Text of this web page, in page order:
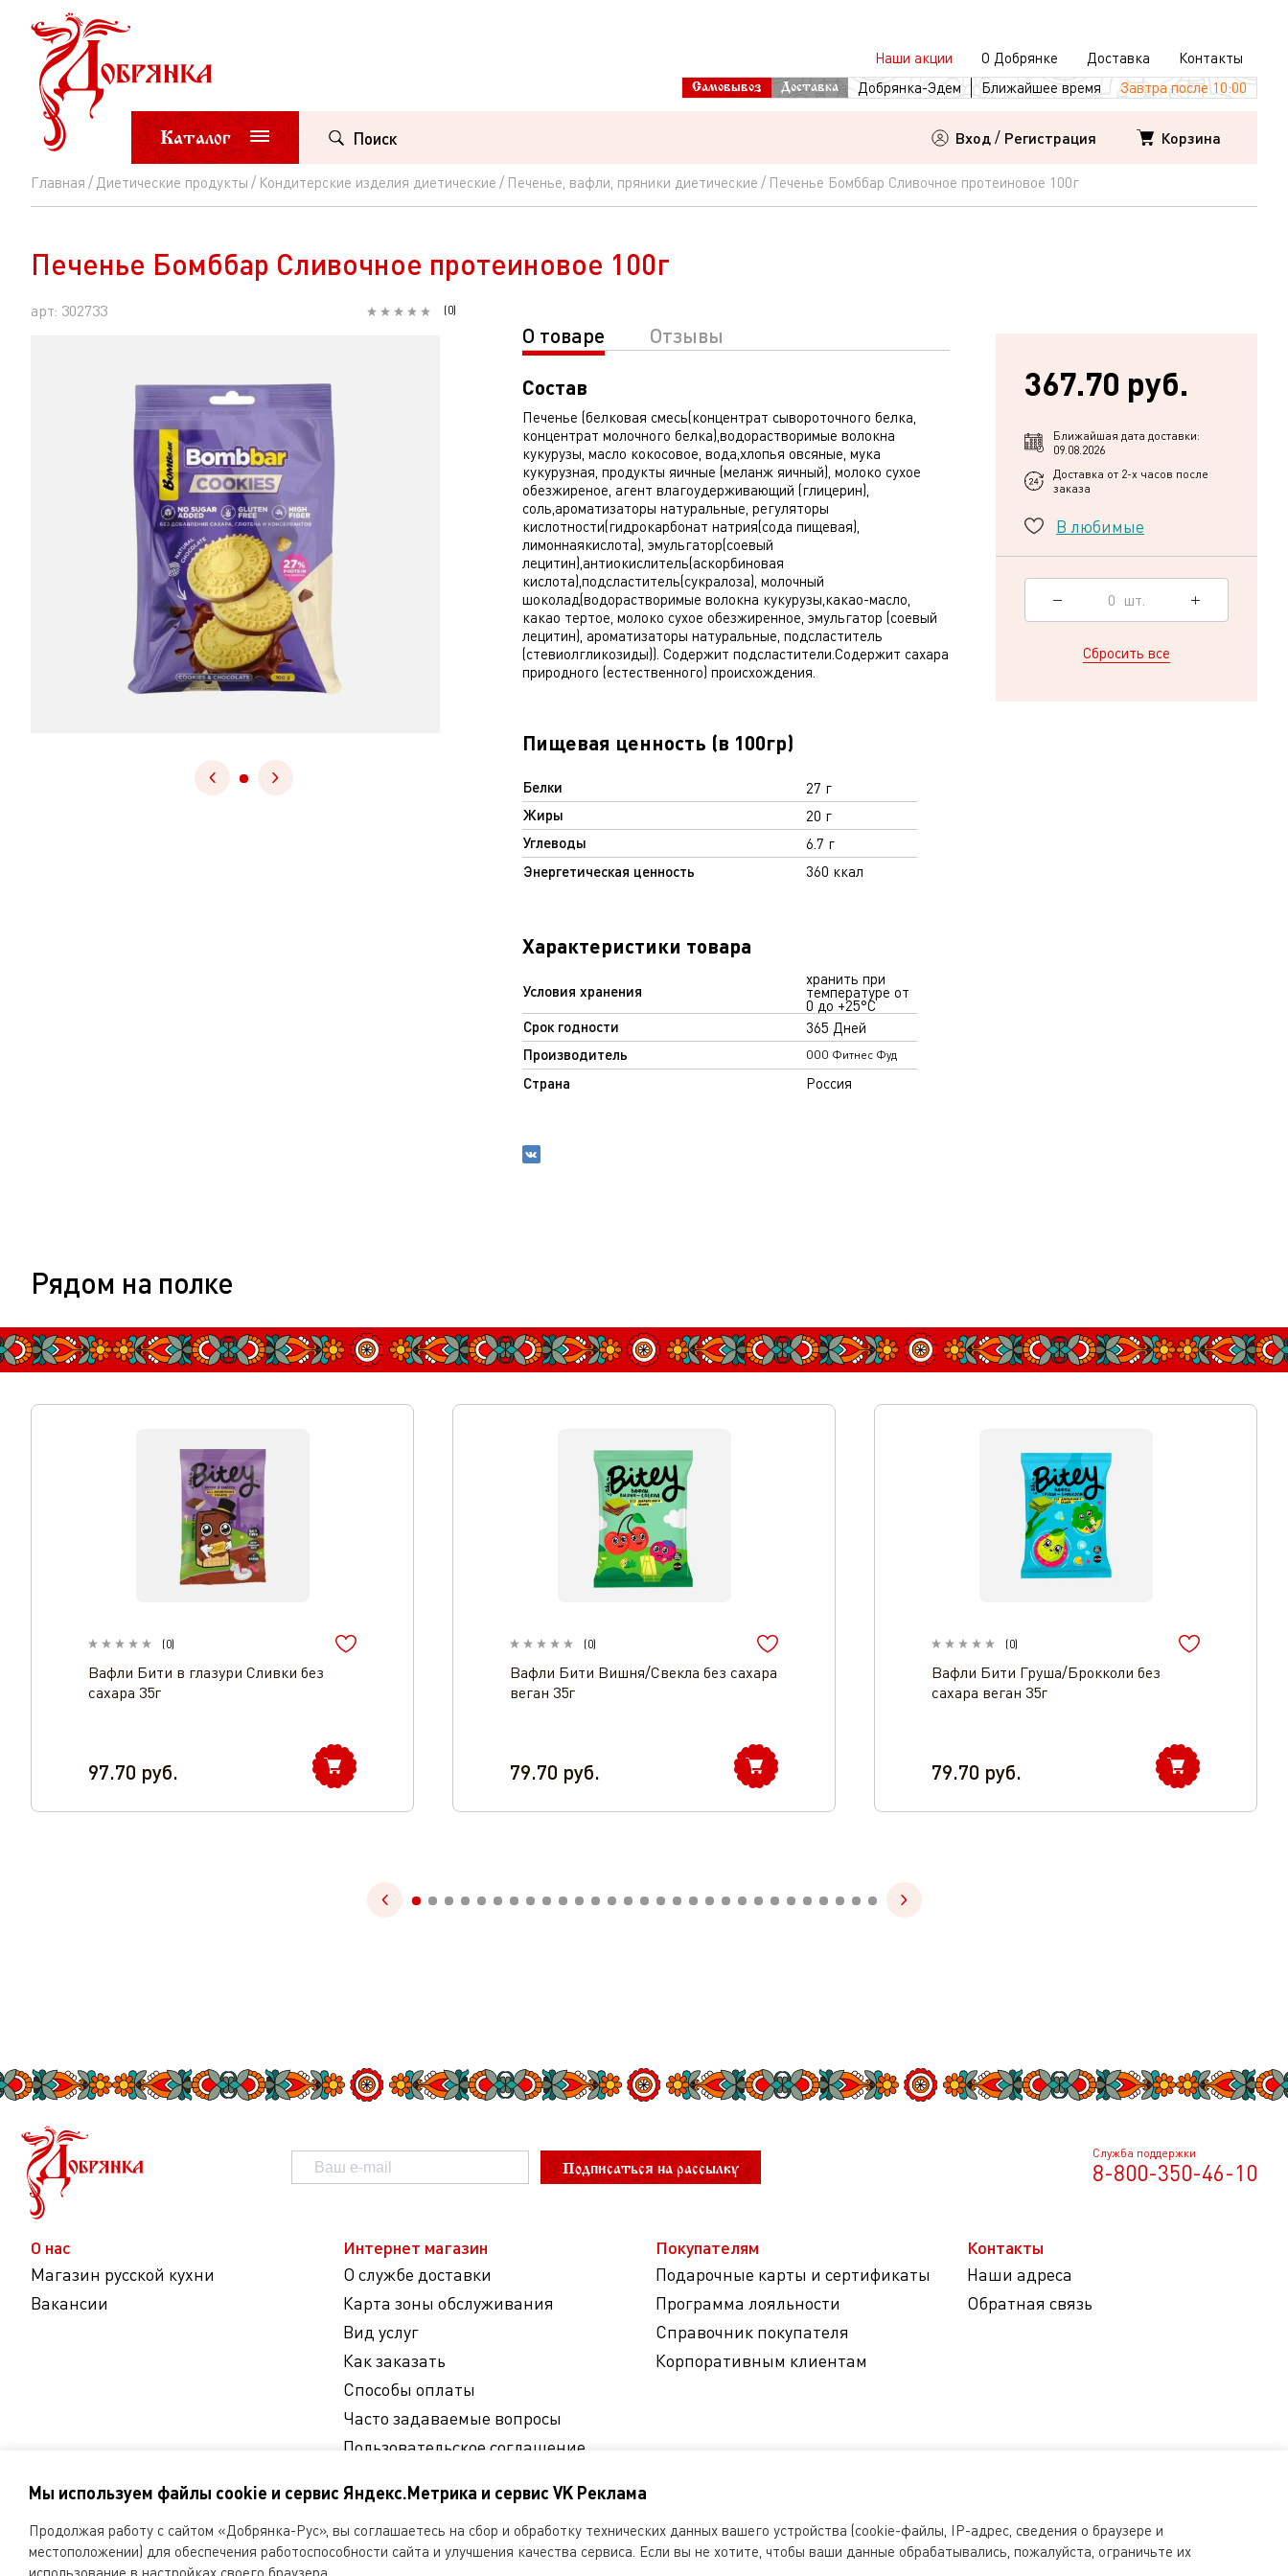
Наши акции О Добрянке Доставка Контакты
Самовывоз Доставка Добрянка-Эдем Ближайшее время Завтра после 10:00
Каталог Поиск Вход / Регистрация Корзина
Главная Диетические продукты Кондитерские изделия диетические Печенье, вафли, пряники диетические Печенье Бомббар Сливочное протеиновое 100г
Печенье
Бомббар
Сливочное
протеиновое
Печенье Бомббар Сливочное протеиновое 100г
арт: 302733 (0)
О товаре
Отзывы
Состав
Печенье (белковая смесь(концентрат сывороточного белка,
концентрат молочного белка),водорастворимые волокна
кукурузы, масло кокосовое, вода,хлопья овсяные, мука
кукурузная, продукты яичные (меланж яичный), молоко сухое
обезжиреное, агент влагоудерживающий (глицерин),
соль,ароматизаторы натуральные, регуляторы
кислотности(гидрокарбонат натрия(сода пищевая),
лимоннаякислота), эмульгатор(соевый
лецитин),антиокислитель(аскорбиновая
кислота),подсластитель(сукралоза), молочный
шоколад(водорастворимые волокна кукурузы,какао-масло,
какао тертое, молоко сухое обезжиренное, эмульгатор (соевый
лецитин), ароматизаторы натуральные, подсластитель
(стевиолгликозиды)). Содержит подсластители.Содержит сахара
природного (естественного) происхождения.
Пищевая ценность (в 100гр)
Белки 27 г
Жиры 20 г
Углеводы 6.7 г
Энергетическая ценность 360 ккал
Характеристики товара
Условия хранения
хранить при
температуре от
0 до +25°С
Срок годности 365 Дней
Производитель ООО Фитнес Фуд
Страна Россия
367.70 руб.
Ближайшая дата доставки:
09.08.2026
Доставка от 2-х часов после
заказа
В любимые
0 шт.
Сбросить все
Рядом на полке
(0)
Вафли Бити в глазури Сливки без
сахара 35г
97.70 руб.
(0)
Вафли Бити Вишня/Свекла без сахара
веган 35г
79.70 руб.
(0)
Вафли Бити Груша/Брокколи без
сахара веган 35г
79.70 руб.
Подписаться на рассылку
Служба поддержки
8-800-350-46-10
О нас
Магазин русской кухни
Вакансии
Интернет магазин
О службе доставки
Карта зоны обслуживания
Вид услуг
Как заказать
Способы оплаты
Часто задаваемые вопросы
Пользовательское соглашение
персональных данных
Покупателям
Подарочные карты и сертификаты
Программа лояльности
Справочник покупателя
Корпоративным клиентам
Контакты
Наши адреса
Обратная связь
Мы
в
Мы используем файлы cookie и сервис Яндекс.Метрика и сервис VK Реклама
Продолжая работу с сайтом «Добрянка-Рус», вы соглашаетесь на сбор и обработку технических данных вашего устройства (cookie-файлы, IP-адрес, сведения о браузере и
местоположении) для обеспечения работоспособности сайта и улучшения качества сервиса. Если вы не хотите, чтобы ваши данные обрабатывались, пожалуйста, ограничьте их
использование в настройках своего браузера.